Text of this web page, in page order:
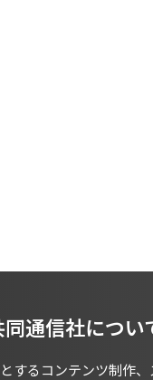
通信社につい
するコンテンツ制作